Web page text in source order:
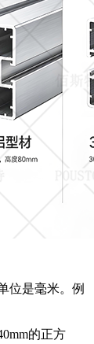
位是毫米。例
的正方